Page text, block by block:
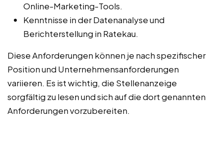
Online-Marketing-Tools.
Kenntnisse in der Datenanalyse und
Berichterstellung in Ratekau.
Diese Anforderungen können je nach spezifischer
Position und Unternehmensanforderungen
variieren. Es ist wichtig, die Stellenanzeige
sorgfältig zu lesen und sich auf die dort genannten
Anforderungen vorzubereiten.